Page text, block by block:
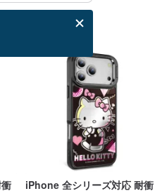
iPhone 全シリーズ対応 耐衝